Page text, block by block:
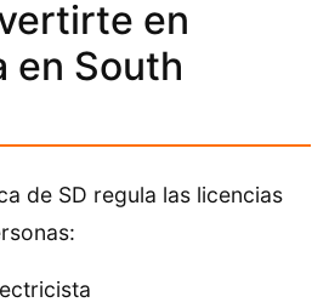
en
en South
de SD regula las licencias